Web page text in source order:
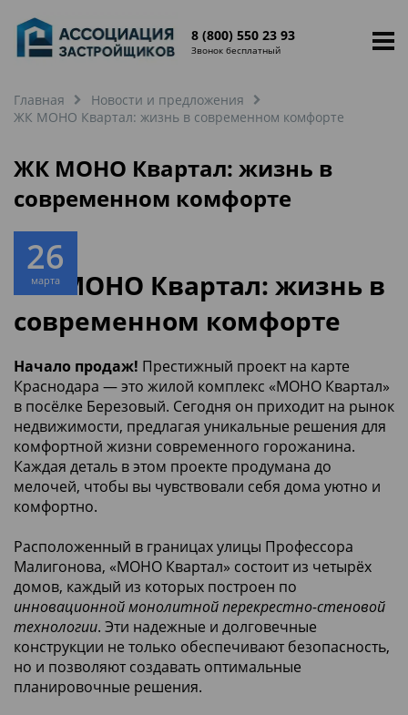
8 (800) 550 23 93
Звонок бесплатный
Главная
Новости и предложения
ЖК МОНО Квартал: жизнь в современном комфорте
ЖК МОНО Квартал: жизнь в
современном комфорте
26
марта
ЖК МОНО Квартал: жизнь в
современном комфорте
Начало продаж! Престижный проект на карте
Краснодара — это жилой комплекс «МОНО Квартал»
в посёлке Березовый. Сегодня он приходит на рынок
недвижимости, предлагая уникальные решения для
комфортной жизни современного горожанина.
Каждая деталь в этом проекте продумана до
мелочей, чтобы вы чувствовали себя дома уютно и
комфортно.
Расположенный в границах улицы Профессора
Малигонова, «МОНО Квартал» состоит из четырёх
домов, каждый из которых построен по
инновационной монолитной перекрестно-стеновой
технологии. Эти надежные и долговечные
конструкции не только обеспечивают безопасность,
но и позволяют создавать оптимальные
планировочные решения.